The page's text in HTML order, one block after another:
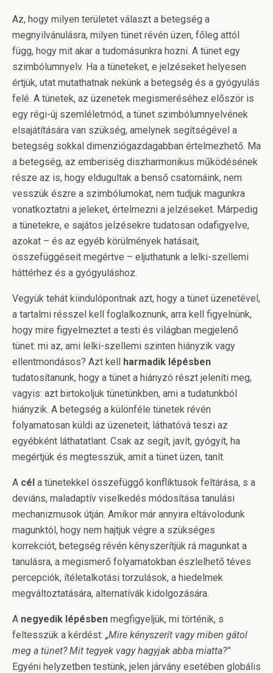
Az, hogy milyen területet választ a betegség a
megnyilvánulásra, milyen tünet révén üzen, főleg attól
függ, hogy mit akar a tudomásunkra hozni. A tünet egy
szimbólumnyelv. Ha a tüneteket, e jelzéseket helyesen
értjük, utat mutathatnak nekünk a betegség és a gyógyulás
felé. A tünetek, az üzenetek megismeréséhez először is
egy régi-új szemléletmód, a tünet szimbólumnyelvének
elsajátítására van szükség, amelynek segítségével a
betegség sokkal dimenziógazdagabban értelmezhető. Ma
a betegség, az emberiség diszharmonikus működésének
része az is, hogy eldugultak a benső csatornáink, nem
vesszük észre a szimbólumokat, nem tudjuk magunkra
vonatkoztatni a jeleket, értelmezni a jelzéseket. Márpedig
a tünetekre, e sajátos jelzésekre tudatosan odafigyelve,
azokat – és az egyéb körülmények hatásait,
összefüggéseit megértve – eljuthatunk a lelki-szellemi
háttérhez és a gyógyuláshoz.
Vegyük tehát kiindulópontnak azt, hogy a tünet üzenetével,
a tartalmi résszel kell foglalkoznunk, arra kell figyelnünk,
hogy mire figyelmeztet a testi és világban megjelenő
tünet: mi az, ami lelki-szellemi szinten hiányzik vagy
ellentmondásos? Azt kell harmadik lépésben
tudatosítanunk, hogy a tünet a hiányzó részt jeleníti meg,
vagyis: azt birtokoljuk tünetünkben, ami a tudatunkból
hiányzik. A betegség a különféle tünetek révén
folyamatosan küldi az üzeneteit, láthatóvá teszi az
egyébként láthatatlant. Csak az segít, javít, gyógyít, ha
megértjük és megtesszük, amit a tünet üzen, tanít.
A cél a tünetekkel összefüggő konfliktusok feltárása, s a
deviáns, maladaptív viselkedés módosítása tanulási
mechanizmusok útján. Amikor már annyira eltávolodunk
magunktól, hogy nem hajtjuk végre a szükséges
korrekciót, betegség révén kényszerítjük rá magunkat a
tanulásra, a megismerő folyamatokban észlelhető téves
percepciók, ítéletalkotási torzulások, a hiedelmek
megváltoztatására, alternatívák kidolgozására.
A negyedik lépésben megfigyeljük, mi történik, s
feltesszük a kérdést: „Mire kényszerít vagy miben gátol
meg a tünet? Mit tegyek vagy hagyjak abba miatta?”
Egyéni helyzetben testünk, jelen járvány esetében globális